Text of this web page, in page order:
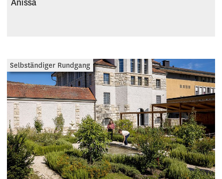
Anissa
Selbständiger Rundgang